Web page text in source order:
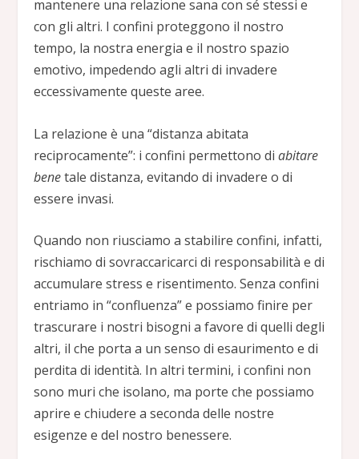
mantenere una relazione sana con sé stessi e
con gli altri. I confini proteggono il nostro
tempo, la nostra energia e il nostro spazio
emotivo, impedendo agli altri di invadere
eccessivamente queste aree.
La relazione è una “distanza abitata
reciprocamente”: i confini permettono diabitare
benetale distanza, evitando di invadere o di
essere invasi.
Quando non riusciamo a stabilire confini, infatti,
rischiamo di sovraccaricarci di responsabilità e di
accumulare stress e risentimento. Senza confini
entriamo in “confluenza” e possiamo finire per
trascurare i nostri bisogni a favore di quelli degli
altri, il che porta a un senso di esaurimento e di
perdita di identità. In altri termini, i confini non
sono muri che isolano, ma porte che possiamo
aprire e chiudere a seconda delle nostre
esigenze e del nostro benessere.